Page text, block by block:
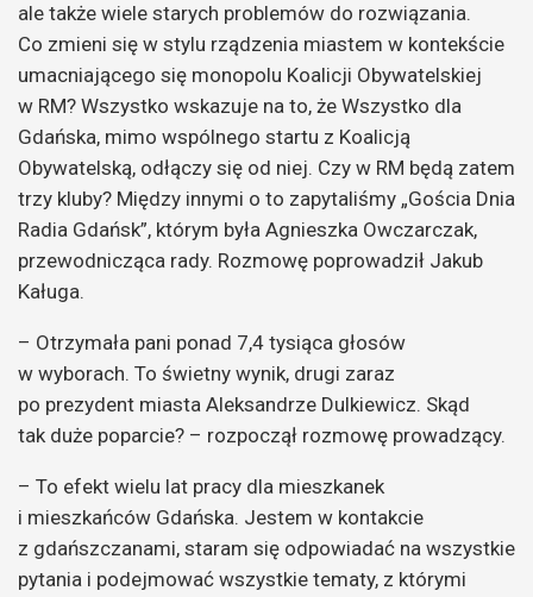
ale także wiele starych problemów do rozwiązania.
Co zmieni się w stylu rządzenia miastem w kontekście
umacniającego się monopolu Koalicji Obywatelskiej
w RM? Wszystko wskazuje na to, że Wszystko dla
Gdańska, mimo wspólnego startu z Koalicją
Obywatelską, odłączy się od niej. Czy w RM będą zatem
trzy kluby? Między innymi o to zapytaliśmy „Gościa Dnia
Radia Gdańsk”, którym była Agnieszka Owczarczak,
przewodnicząca rady. Rozmowę poprowadził Jakub
Kaługa.
– Otrzymała pani ponad 7,4 tysiąca głosów
w wyborach. To świetny wynik, drugi zaraz
po prezydent miasta Aleksandrze Dulkiewicz. Skąd
tak duże poparcie? – rozpoczął rozmowę prowadzący.
– To efekt wielu lat pracy dla mieszkanek
i mieszkańców Gdańska. Jestem w kontakcie
z gdańszczanami, staram się odpowiadać na wszystkie
pytania i podejmować wszystkie tematy, z którymi